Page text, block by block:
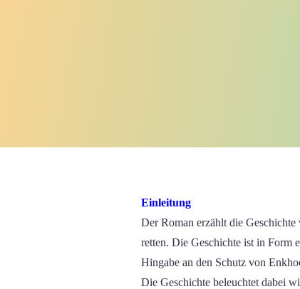
Einleitung
Der Roman erzählt die
retten. Die Geschichte ist in Form
Hingabe an den Schutz von
Die Geschichte beleuchtet dabei